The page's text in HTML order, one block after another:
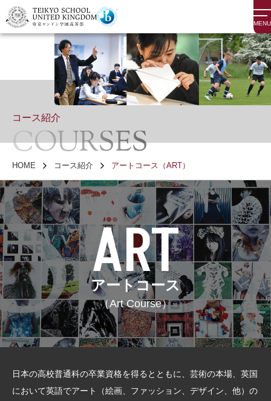
MENU
コース紹介
COURSES
HOME コース紹介 アートコース（ART）
ART
アートコース
（Art Course）
日本の高校普通科の卒業資格を得るとともに、芸術の本場、英国
において英語でアート（絵画、ファッション、デザイン、他）の